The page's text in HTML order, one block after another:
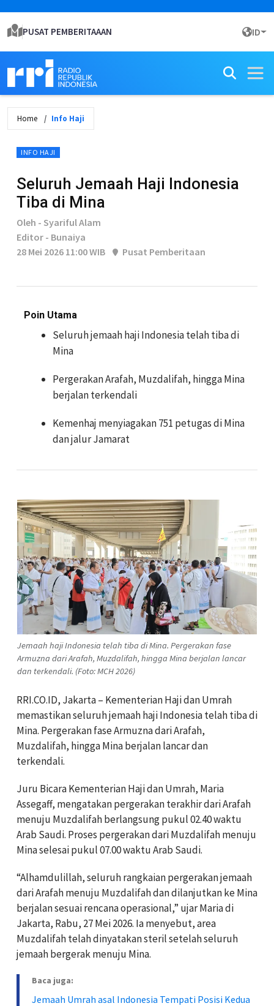
PUSAT PEMBERITAAAN ID
Home Info Haji
INFO HAJI
Seluruh Jemaah Haji Indonesia
Tiba di Mina
Oleh - Syariful Alam
Editor - Bunaiya
28 Mei 2026 11:00 WIB
Pusat Pemberitaan
Poin Utama
Seluruh jemaah haji Indonesia telah tiba di
Mina
Pergerakan Arafah, Muzdalifah, hingga Mina
berjalan terkendali
Kemenhaj menyiagakan 751 petugas di Mina
dan jalur Jamarat
Jemaah haji Indonesia telah tiba di Mina. Pergerakan fase
Armuzna dari Arafah, Muzdalifah, hingga Mina berjalan lancar
dan terkendali. (Foto: MCH 2026)
RRI.CO.ID, Jakarta – Kementerian Haji dan Umrah
memastikan seluruh jemaah haji Indonesia telah tiba di
Mina. Pergerakan fase Armuzna dari Arafah,
Muzdalifah, hingga Mina berjalan lancar dan
terkendali.
Juru Bicara Kementerian Haji dan Umrah, Maria
Assegaff, mengatakan pergerakan terakhir dari Arafah
menuju Muzdalifah berlangsung pukul 02.40 waktu
Arab Saudi. Proses pergerakan dari Muzdalifah menuju
Mina selesai pukul 07.00 waktu Arab Saudi.
“Alhamdulillah, seluruh rangkaian pergerakan jemaah
dari Arafah menuju Muzdalifah dan dilanjutkan ke Mina
berjalan sesuai rencana operasional,” ujar Maria di
Jakarta, Rabu, 27 Mei 2026. Ia menyebut, area
Muzdalifah telah dinyatakan steril setelah seluruh
jemaah bergerak menuju Mina.
Baca juga:
Jemaah Umrah asal Indonesia Tempati Posisi Kedua